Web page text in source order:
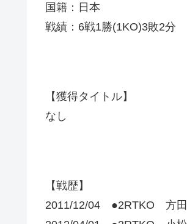
国籍：日本
戦績：6戦1勝(1KO)3敗2分
【獲得タイトル】
なし
【戦歴】
2011/12/04 ●2RTKO 方田